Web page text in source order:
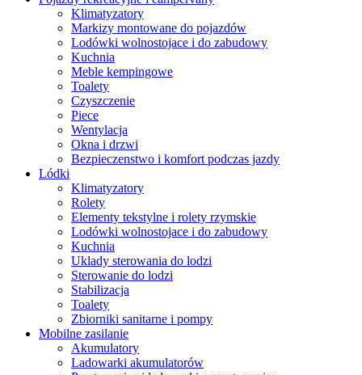
Klimatyzatory
Markizy montowane do pojazdów
Lodówki wolnostojace i do zabudowy
Kuchnia
Meble kempingowe
Toalety
Czyszczenie
Piece
Wentylacja
Okna i drzwi
Bezpieczenstwo i komfort podczas jazdy
Lódki
Klimatyzatory
Rolety
Elementy tekstylne i rolety rzymskie
Lodówki wolnostojace i do zabudowy
Kuchnia
Uklady sterowania do lodzi
Sterowanie do lodzi
Stabilizacja
Toalety
Zbiorniki sanitarne i pompy
Mobilne zasilanie
Akumulatory
Ladowarki akumulatorów